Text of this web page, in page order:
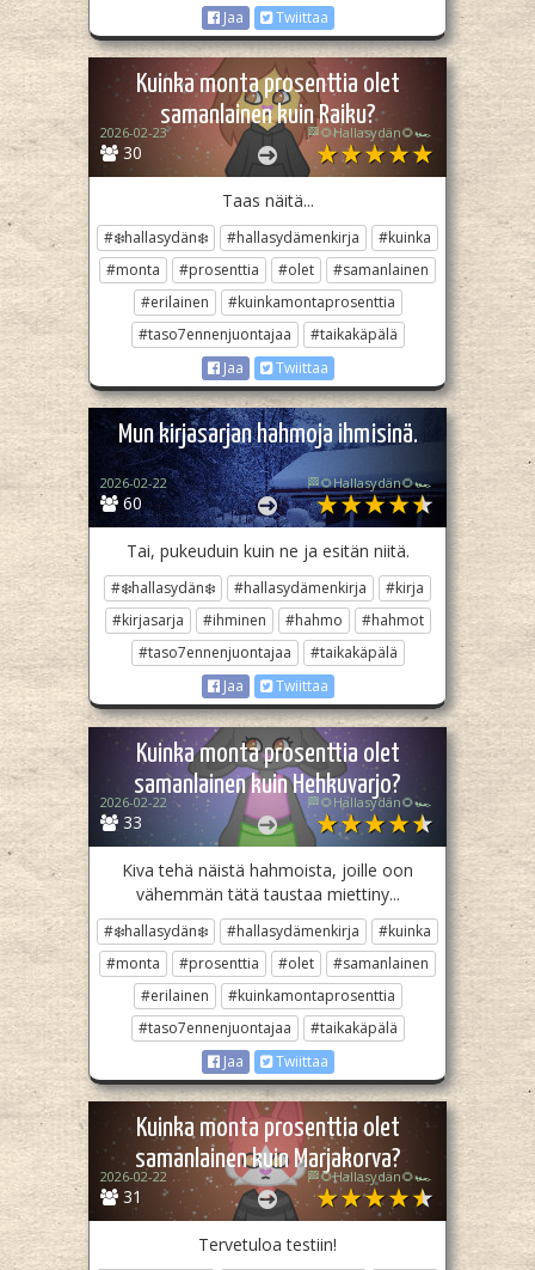
Jaa Twiittaa
Kuinka monta prosenttia olet
samanlainen kuin Raiku?
30
2026-02-23 🏁🌻Hallasydän🌻🏎️
Taas näitä...
#❄️hallasydän❄️ #hallasydämenkirja
#kuinka
#monta
#prosenttia #olet
#samanlainen
#erilainen
#kuinkamontaprosenttia
#taso7ennenjuontajaa
#taikakäpälä
Jaa
Twiittaa
Mun kirjasarjan hahmoja ihmisinä.
60
2026-02-22 🏁🌻Hallasydän🌻🏎️
Tai, pukeuduin kuin ne ja esitän niitä.
#❄️hallasydän❄️ #hallasydämenkirja
#kirja
#kirjasarja
#ihminen #hahmo
#hahmot
#taso7ennenjuontajaa
#taikakäpälä
Jaa
Twiittaa
Kuinka monta prosenttia olet
samanlainen kuin Hehkuvarjo?
33
2026-02-22 🏁🌻Hallasydän🌻🏎️
Kiva tehä näistä hahmoista, joille oon
vähemmän tätä taustaa miettiny...
#❄️hallasydän❄️ #hallasydämenkirja
#kuinka
#monta
#prosenttia #olet
#samanlainen
#erilainen
#kuinkamontaprosenttia
#taso7ennenjuontajaa
#taikakäpälä
Jaa
Twiittaa
Kuinka monta prosenttia olet
samanlainen kuin Marjakorva?
31
2026-02-22 🏁🌻Hallasydän🌻🏎️
Tervetuloa testiin!